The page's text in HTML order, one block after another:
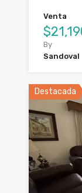
Venta
By
Sandoval
Destacada